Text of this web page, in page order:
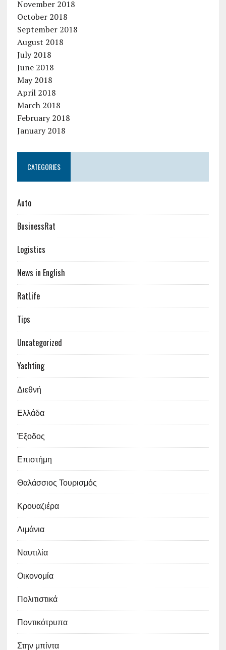
November 2018
October 2018
September 2018
August 2018
July 2018
June 2018
May 2018
April 2018
March 2018
February 2018
January 2018
CATEGORIES
Auto
BusinessRat
Logistics
News in English
RatLife
Tips
Uncategorized
Yachting
Διεθνή
Ελλάδα
Έξοδος
Επιστήμη
Θαλάσσιος Τουρισμός
Κρουαζιέρα
Λιμάνια
Ναυτιλία
Οικονομία
Πολιτιστικά
Ποντικότρυπα
Στην μπίντα